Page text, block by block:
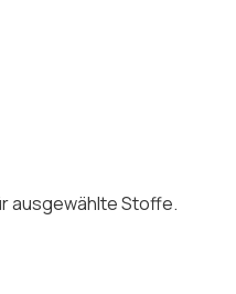
ausgewählte Stoffe.